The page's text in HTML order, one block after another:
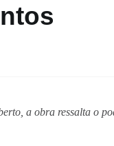
a obra ressalta o